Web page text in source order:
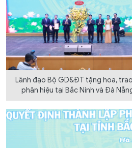
Lãnh đạo Bộ GD&ĐT tặng hoa,
phân hiệu tại Bắc Ninh và Đà